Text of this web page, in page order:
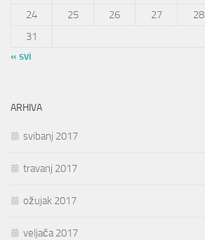
24
25 26 27 28
31
« svi
ARHIVA
svibanj 2017
travanj 2017
ožujak 2017
veljača 2017